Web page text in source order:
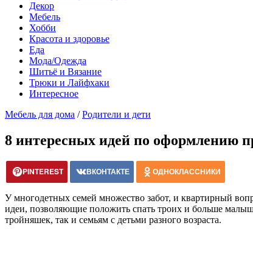
Декор
Мебель
Хобби
Красота и здоровье
Еда
Мода/Одежда
Шитьё и Вязание
Трюки и Лайфхаки
Интересное
Мебель для дома /Родители и дети
8 интересных идей по оформлению
PINTEREST ВКОНТАКТЕ ОДНОКЛАССНИКИ
У многодетных семей множество забот, и квартирный
идеи, позволяющие положить спать троих и больше
тройняшек, так и семьям с детьми разного возраста.